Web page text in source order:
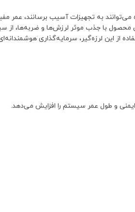
به تجهیزات آسیب برسانند،
محصول با جذب موثر لرزش‌ها و ضربه‌ها،
این لرزه‌گیر، سرمایه‌گذاری
و طول عمر سیستم را افزایش می‌دهد.